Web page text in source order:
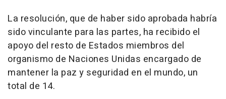
La resolución, que de haber sido aprobada habría
sido vinculante para las partes, ha recibido el
apoyo del resto de Estados miembros del
organismo de Naciones Unidas encargado de
mantener la paz y seguridad en el mundo, un
total de 14.